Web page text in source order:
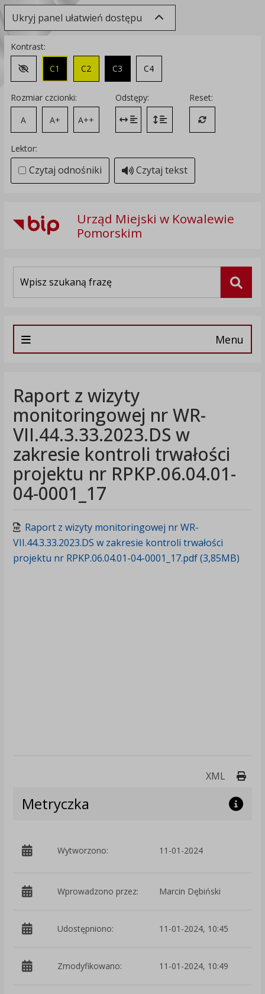
Ukryj panel ułatwień dostępu
Kontrast:
Zmień kontrast na domyślny
C1 C2 C3 C4
Rozmiar czcionki:
A
A+ A++
Odstępy:
Zmień odstęp między literami
Zmień interlinię i margines
Reset:
Przywróć
Lektor:
Czytaj odnośniki Czytaj tekst
Urząd Miejski w Kowalewie
Pomorskim
Menu
Raport z wizyty
monitoringowej nr WR-
VII.44.3.33.2023.DS w
zakresie kontroli trwałości
projektu nr RPKP.06.04.01-
04-0001_17
Raport z wizyty monitoringowej nr WR-
VII.44.3.33.2023.DS w zakresie kontroli trwałości
projektu nr RPKP.06.04.01-04-0001_17.pdf (3,85MB)
XML
Metryczka
Wytworzono: 11-01-2024
Wprowadzono przez: Marcin Dębiński
Udostępniono: 11-01-2024, 10:45
Zmodyfikowano: 11-01-2024, 10:49